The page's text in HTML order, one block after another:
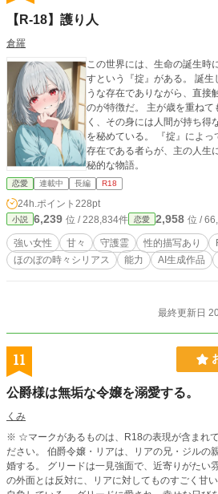
【R-18】護り人
倉羅
この世界には、生命の誕生時
すという『掟』がある。 誕生した『護り人』は、守護霊のよ
うな存在でありながら、直接
のが特徴だ。 主が歳を重ねても護り人の姿が変わることはな
く、その身には人間が持ち得
を秘めている。 『掟』によって結ばれた主と護り人。 不変の
存在である者らが、主の人生
秘的な物語。
恋愛 連載中 長編 R18
24h.ポイント 228pt
小説 6,239 位 / 228,834件 恋愛 2,958 位 /
強い女性 甘々 守護霊 性的描写あり
ほのぼの時々シリアス
能力 AI生成作品
最終更新日
11
公爵様は無垢な令嬢を溺愛する。
くみ
※ ☆マークがあるものは、R18の表現が含まれ
ださい。 伯爵令嬢・リアは、リアの兄・ジルの親友でもあるグリード公爵と結
婚する。 グリードは一見強面で、近寄りがたい
の外面とは反対に、リアに対してものすごく甘